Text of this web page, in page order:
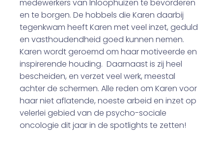
medewerkers van Inloophuizen te bevorderen
en te borgen. De hobbels die Karen daarbij
tegenkwam heeft Karen met veel inzet, geduld
en vasthoudendheid goed kunnen nemen.
Karen wordt geroemd om haar motiveerde en
inspirerende houding. Daarnaast is zij heel
bescheiden, en verzet veel werk, meestal
achter de schermen. Alle reden om Karen voor
haar niet aflatende, noeste arbeid en inzet op
velerlei gebied van de psycho-sociale
oncologie dit jaar in de spotlights te zetten!